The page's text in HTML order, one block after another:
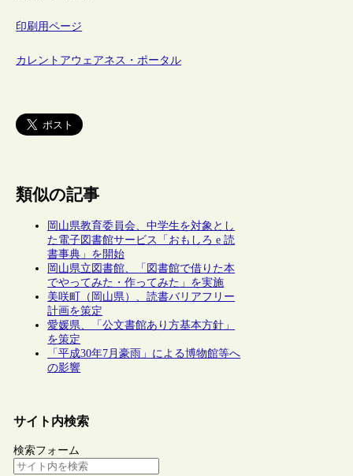
印刷用ページ
カレントアウェアネス・ポータル
類似の記事
岡山県教育委員会、中学生を対象とし
た電子図書館サービス「おもしろ e 読
書事典」を開始
岡山県立図書館、「図書館で借りた本
でやってみた・作ってみた」を実施
美咲町（岡山県）、読書バリアフリー
計画を策定
愛媛県、「公文書館あり方基本方針」
を策定
「平成30年7月豪雨」による博物館等へ
の影響
サイト内検索
検索フォーム